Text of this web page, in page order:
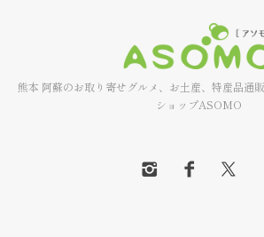
熊本 阿蘇のお取り寄せグルメ、お土産、特産品通
ショップASOMO